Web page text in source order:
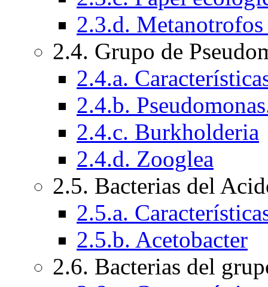
2.3.d.
2.4. Grupo de
2.4.a.
2.4.b.
2.4.c. Burkholderia
2.4.d. Zooglea
2.5. Bacterias del
2.5.a.
2.5.b. Acetobacter
2.6. Bacterias del